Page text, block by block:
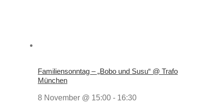
Familiensonntag – „Bobo und Susu“ @ Trafo
München
8 November @ 15:00 - 16:30